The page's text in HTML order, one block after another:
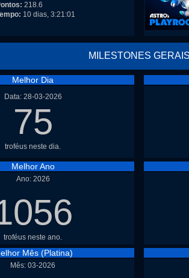
218.6
10 dias, 3:21:01
MILESTONES
Melhor Dia
Data: 28-03-2026
75
troféus neste dia.
Melhor Ano
Ano: 2026
troféus neste ano.
Mês (Platina)
Mês: 03-2026